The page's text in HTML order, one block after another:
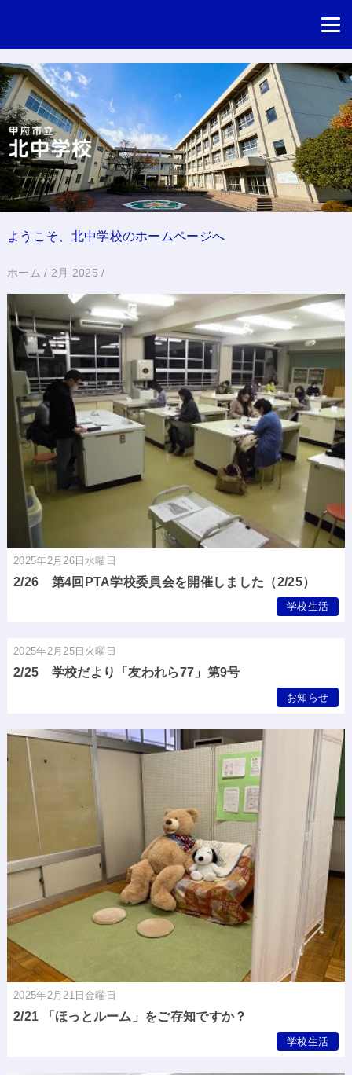
ようこそ、北中学校のホームページへ
ホーム / 2月 2025 /
2025年2月26日水曜日
2/26 第4回PTA学校委員会を開催しました（2/25）
学校生活
2025年2月25日火曜日
2/25 学校だより「友われら77」第9号
お知らせ
2025年2月21日金曜日
2/21 「ほっとルーム」をご存知ですか？
学校生活